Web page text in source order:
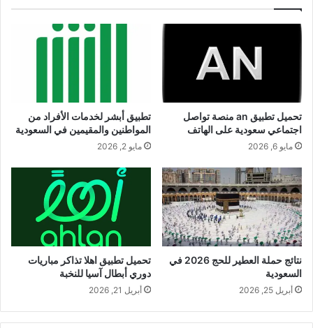
تحميل تطبيق an منصة تواصل
اجتماعي سعودية على الهاتف
مايو 6, 2026
تطبيق أبشر لخدمات الأفراد من
المواطنين والمقيمين في السعودية
مايو 2, 2026
نتائج حملة العطير للحج 2026 في
السعودية
أبريل 25, 2026
تحميل تطبيق اهلا تذاكر مباريات
دوري أبطال آسيا للنخبة‬⁩
أبريل 21, 2026